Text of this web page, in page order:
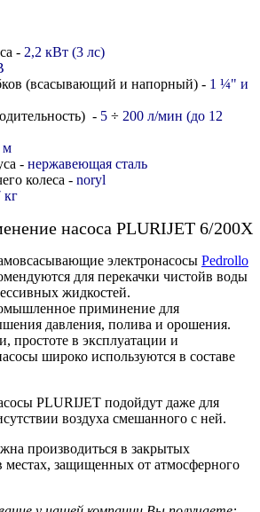
- 2,2 кВт (3 лс)
(всасывающий и напорный) - 1 ¼" и
- 5 ÷ 200 л/мин (до 12
м
- нержавеющая сталь
колеса - noryl
кг
насоса PLURIJET 6/200X
электронасосы Pedrollo
для перекачки чистойв воды
жидкостей.
приминение для
давления, полива и орошения.
простоте в эксплуатации и
широко используются в составе
PLURIJET подойдут даже для
воздуха смешанного с ней.
производиться в закрытых
защищенных от атмосферного